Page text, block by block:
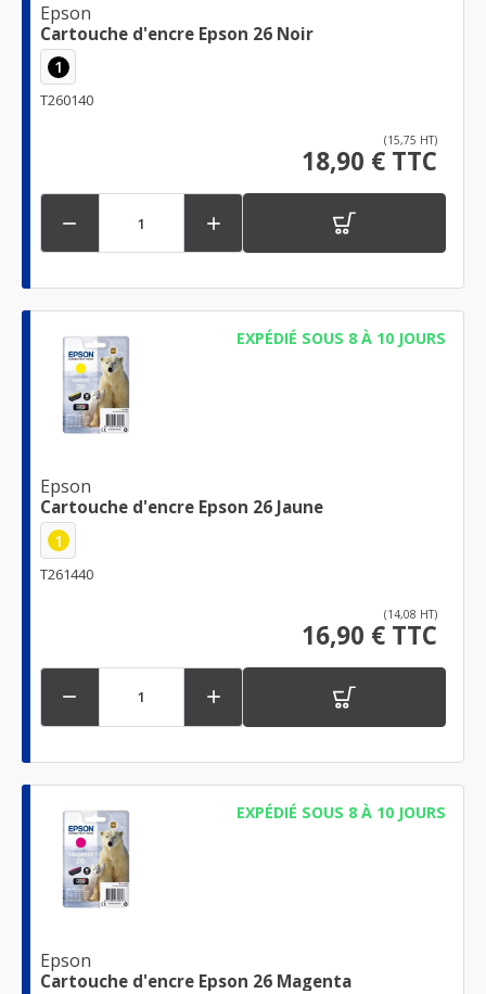
Epson
Cartouche d'encre Epson 26 Noir
1
T260140
(15,75 HT)
18,90 € TTC
 
EXPÉDIÉ SOUS 8 À 10 JOURS
Epson
Cartouche d'encre Epson 26 Jaune
1
T261440
(14,08 HT)
16,90 € TTC
 
EXPÉDIÉ SOUS 8 À 10 JOURS
Epson
Cartouche d'encre Epson 26 Magenta